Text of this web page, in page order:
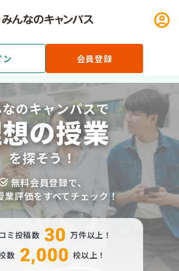
ン 会員登録
のキャンパスで
の授業
を探そう！
無料会員登録で、
業評価をすべてチェック！
ミ投稿数
万件以上！
数
校以上！